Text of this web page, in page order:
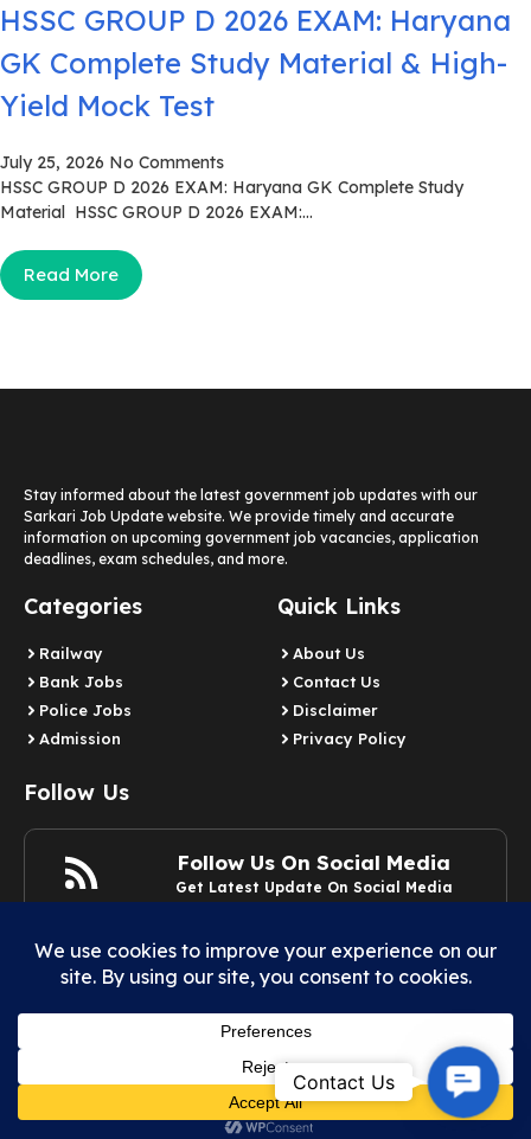
HSSC GROUP D 2026 EXAM: Haryana
GK Complete Study Material & High-
Yield Mock Test
July 25, 2026 No Comments
HSSC GROUP D 2026 EXAM: Haryana GK Complete Study
Material HSSC GROUP D 2026 EXAM:...
Read More
Stay informed about the latest government job updates with our
Sarkari Job Update website. We provide timely and accurate
information on upcoming government job vacancies, application
deadlines, exam schedules, and more.
Categories
Railway
Bank Jobs
Police Jobs
Admission
Quick Links
About Us
Contact Us
Disclaimer
Privacy Policy
Follow Us
Follow Us On Social Media
Get Latest Update On Social Media
© 2025 Example.com | All rights reserved.
Contact
Us
Contact Us